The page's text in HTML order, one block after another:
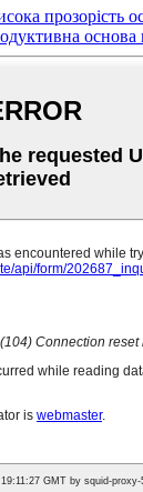
прозорість